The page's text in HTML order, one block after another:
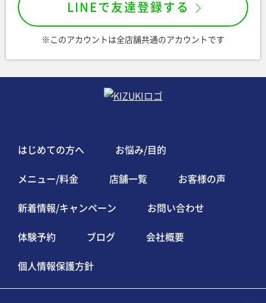
LINEで友達登録する
※このアカウントは全店舗共通のアカウントです
はじめての方へ お悩み/目的
メニュー/料金 店舗一覧 お客様の声
新着情報/キャンペーン お問い合わせ
体験予約 ブログ 会社概要
個人情報保護方針